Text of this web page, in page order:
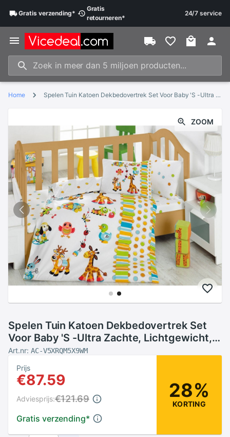
Gratisverzending*
Gratis
retourneren*
24/7 service
Home Spelen Tuin Katoen Dekbedovertrek Set Voor Baby 'S -Ultra Zachte, Lichtgewicht, 100 Katoen
ZOOM
Spelen Tuin Katoen Dekbedovertrek Set
Voor Baby 'S -Ultra Zachte, Lichtgewicht,
100 Katoen
Art.nr: AC-V5XRQM5X9WM
Prijs
€87.59
Gratis verzending*
Adviesprijs:€121.69 28%
KORTING